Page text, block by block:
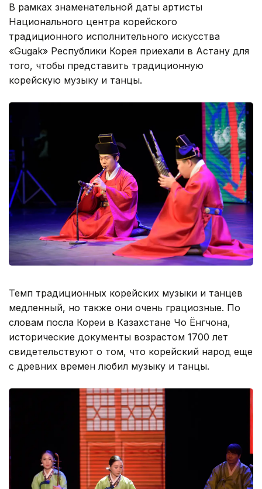
В рамках знаменательной даты артисты
Национального центра корейского
традиционного исполнительного искусства
«Gugak» Республики Корея приехали в Астану для
того, чтобы представить традиционную
корейскую музыку и танцы.
Темп традиционных корейских музыки и танцев
медленный, но также они очень грациозные. По
словам посла Кореи в Казахстане Чо Ёнгчона,
исторические документы возрастом 1700 лет
свидетельствуют о том, что корейский народ еще
с древних времен любил музыку и танцы.